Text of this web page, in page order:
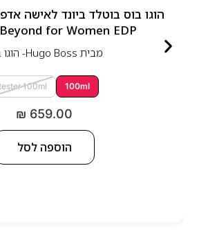
Bottled Beyond for Women EDP
מבית Hugo Boss- הוגו בוס
100ml
tester 100ml
₪ 659.00
הוספה לסל